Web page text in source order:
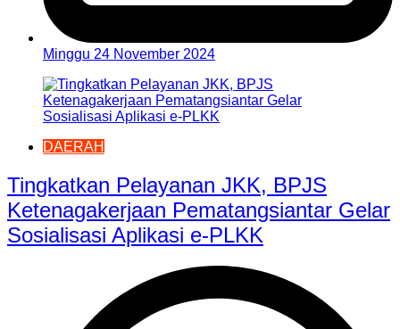
Minggu 24 November 2024
DAERAH
Tingkatkan Pelayanan JKK, BPJS
Ketenagakerjaan Pematangsiantar Gelar
Sosialisasi Aplikasi e-PLKK